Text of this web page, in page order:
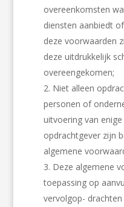
overeenkomsten
diensten aanbiedt
deze voorwaarden
deze uitdrukkelijk
overeengekomen;
Niet alleen
personen of
uitvoering van
opdrachtgever zijn
algemene
Deze algemene
toepassing op
vervolgop-